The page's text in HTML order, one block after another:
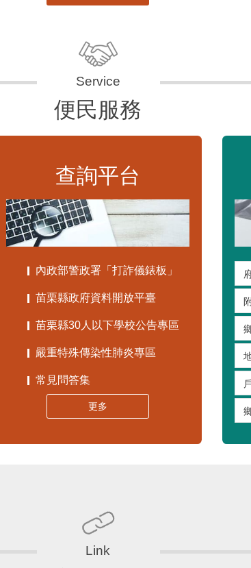
便民服務
查詢平台
內政部警政署「打詐儀錶板」
苗栗縣政府資料開放平臺
苗栗縣30人以下學校公告專區
嚴重特殊傳染性肺炎專區
常見問答集
更多